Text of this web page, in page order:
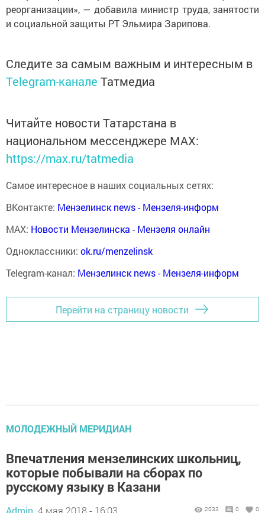
реорганизации», — добавила министр труда, занятости
и социальной защиты РТ Эльмира Зарипова.
Следите за самым важным и интересным в
Telegram-канале Татмедиа
Читайте новости Татарстана в
национальном мессенджере MАХ:
https://max.ru/tatmedia
Самое интересное в наших социальных сетях:
ВКонтакте: Мензелинск news - Мензеля-информ
MAX: Новости Мензелинска - Мензеля онлайн
Одноклассники: ok.ru/menzelinsk
Telegram-канал: Мензелинск news - Мензеля-информ
Перейти на страницу новости
МОЛОДЕЖНЫЙ МЕРИДИАН
Впечатления мензелинских школьниц,
которые побывали на сборах по
русскому языку в Казани
Admin, 4 мая 2018 - 16:03 2033 0 0